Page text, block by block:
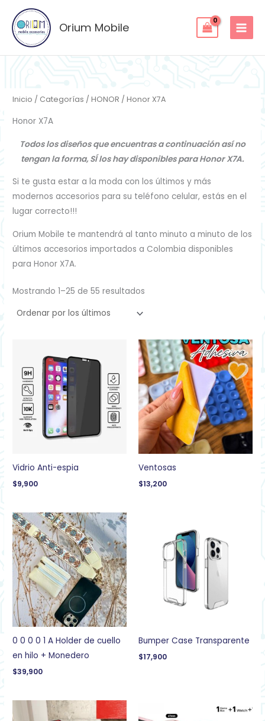
contenido
Orium Mobile
Inicio / Categorías /HONOR / Honor X7A
Honor X7A
Todos los diseños que encuentras a continuación así no
tengan la forma, SÍ los hay disponibles para Honor X7A.
Si te gusta estar a la moda con los últimos y más
modernos accesorios para su teléfono celular, estás en el
lugar correcto!!!
Orium Mobile te mantendrá al tanto minuto a minuto de los
últimos accesorios importados a Colombia disponibles
para Honor X7A.
Mostrando 1–25 de 55 resultados
Vidrio Anti-espia
$9,900
Ventosas
$13,200
0 0 0 0 1 A Holder de cuello
en hilo + Monedero
$39,900
Bumper Case Transparente
$17,900